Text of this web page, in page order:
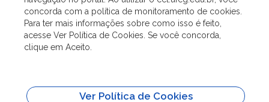
ASSUNTOS
ACESSO À INFORMAÇÃO
concorda com a política de monitoramento de cookies.
Para ter mais informações sobre como isso é feito,
acesse Ver Política de Cookies. Se você concorda,
clique em Aceito.
Ver Política de Cookies